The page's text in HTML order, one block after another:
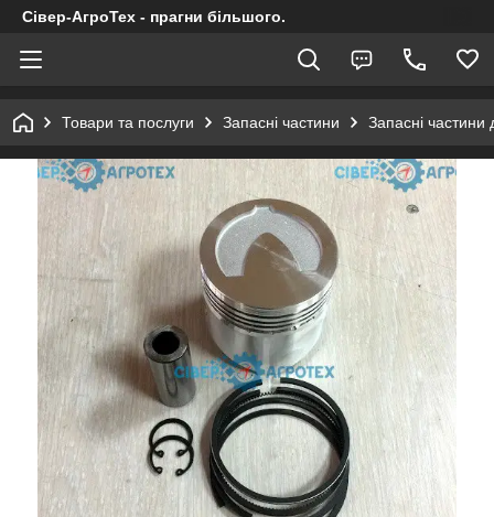
Сівер-АгроТех - прагни більшого.
Товари та послуги Запасні частини Запасні частини